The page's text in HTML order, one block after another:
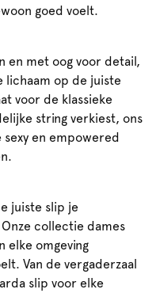
goed voelt.
en met oog voor detail,
lichaam op de juiste
voor de klassieke
string verkiest, ons
en empowered
juiste slip je
collectie dames
elke omgeving
Van de vergaderzaal
slip voor elke